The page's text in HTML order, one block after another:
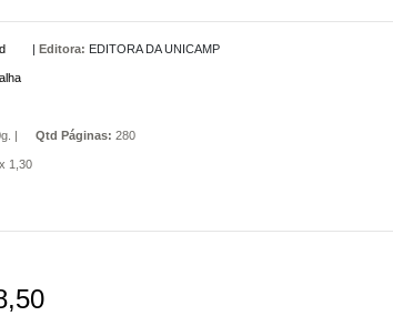
| Editora: EDITORA DA UNICAMP
| Qtd Páginas: 280
1,30